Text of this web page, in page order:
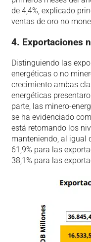
de 4,4%, explicado
ventas de oro no
4. Exportaciones
Distinguiendo las
energéticas o no
crecimiento ambas
energéticas
parte, las minero-
se ha evidenciado
está retomando los
manteniendo, al igual
61,9% para las
38,1% para las